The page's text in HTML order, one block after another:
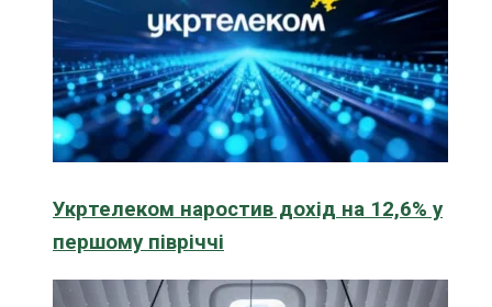
Укртелеком наростив дохід на 12,6% у
першому півріччі